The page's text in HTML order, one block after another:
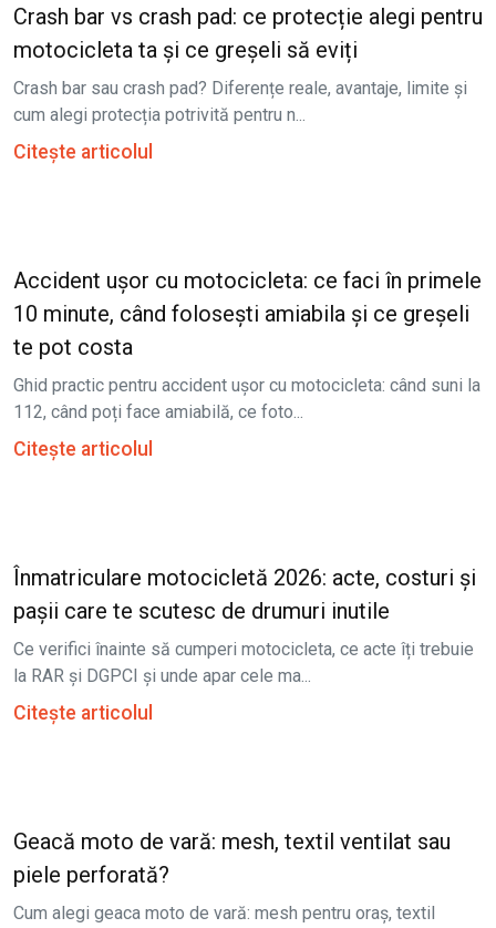
Crash bar vs crash pad: ce protecție alegi pentru
motocicleta ta și ce greșeli să eviți
Crash bar sau crash pad? Diferențe reale, avantaje, limite și
cum alegi protecția potrivită pentru n...
Citește articolul
Accident ușor cu motocicleta: ce faci în primele
10 minute, când folosești amiabila și ce greșeli
te pot costa
Ghid practic pentru accident ușor cu motocicleta: când suni la
112, când poți face amiabilă, ce foto...
Citește articolul
Înmatriculare motocicletă 2026: acte, costuri și
pașii care te scutesc de drumuri inutile
Ce verifici înainte să cumperi motocicleta, ce acte îți trebuie
la RAR și DGPCI și unde apar cele ma...
Citește articolul
Geacă moto de vară: mesh, textil ventilat sau
piele perforată?
Cum alegi geaca moto de vară: mesh pentru oraș, textil